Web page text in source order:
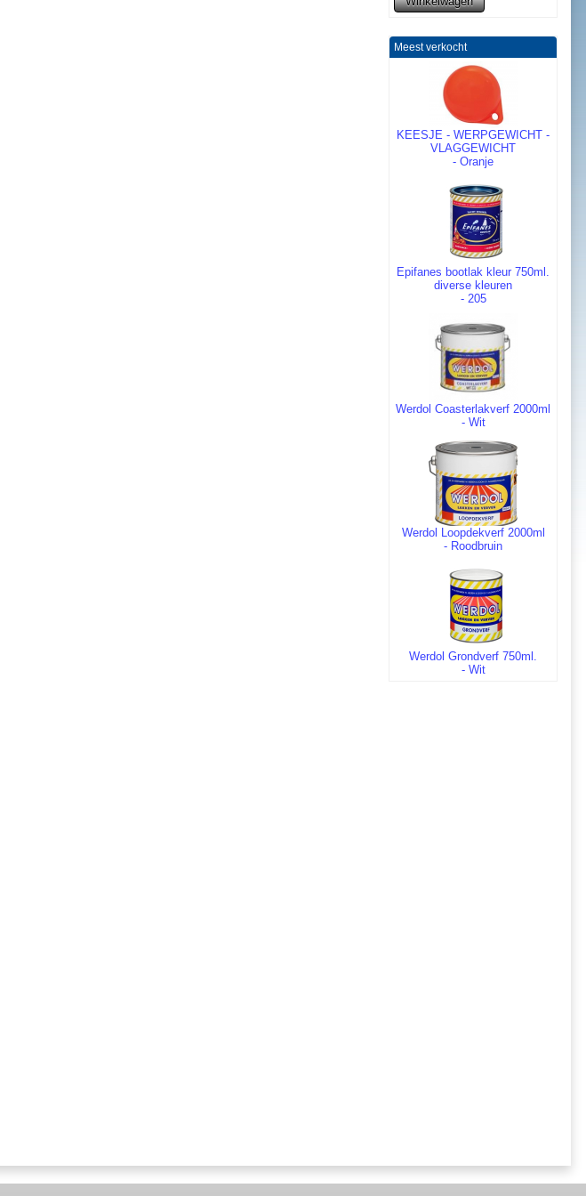
Meest verkocht
KEESJE - WERPGEWICHT -
VLAGGEWICHT
- Oranje
Epifanes bootlak kleur 750ml.
diverse kleuren
- 205
Werdol Coasterlakverf 2000ml
- Wit
Werdol Loopdekverf 2000ml
- Roodbruin
Werdol Grondverf 750ml.
- Wit